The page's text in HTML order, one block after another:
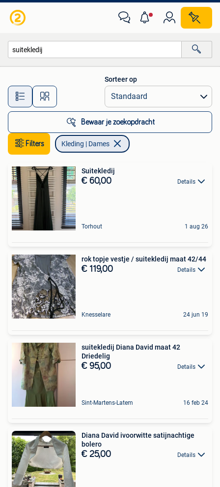
Alle afstanden…
Sorteer op
Bewaar je zoekopdracht
Filters Kleding | Dames
Suitekledij
€ 60,00 Details
Torhout 1 aug 26
rok topje vestje / suitekledij maat 42/44
€ 119,00 Details
Knesselare 24 jun 19
suitekledij Diana David maat 42
Driedelig
€ 95,00 Details
Sint-Martens-Latem 16 feb 24
Diana David ivoorwitte satijnachtige
bolero
€ 25,00 Details